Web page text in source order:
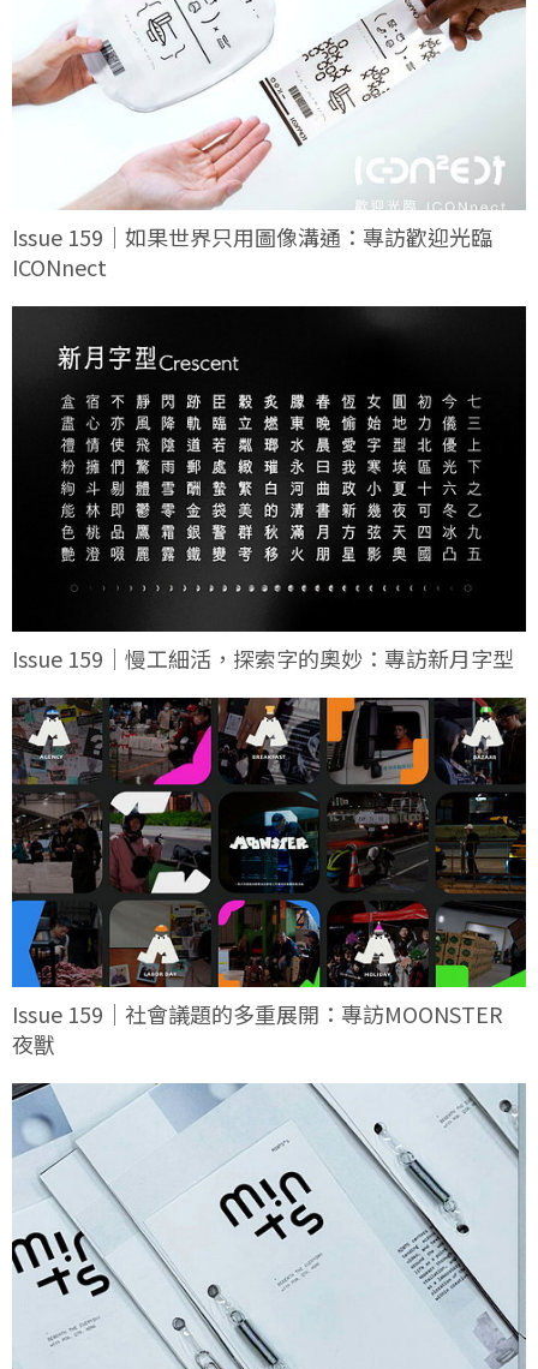
Issue 159｜如果世界只用圖像溝通：專訪歡迎光臨
ICONnect
Issue 159｜慢工細活，探索字的奧妙：專訪新月字型
Issue 159｜社會議題的多重展開：專訪MOONSTER
夜獸